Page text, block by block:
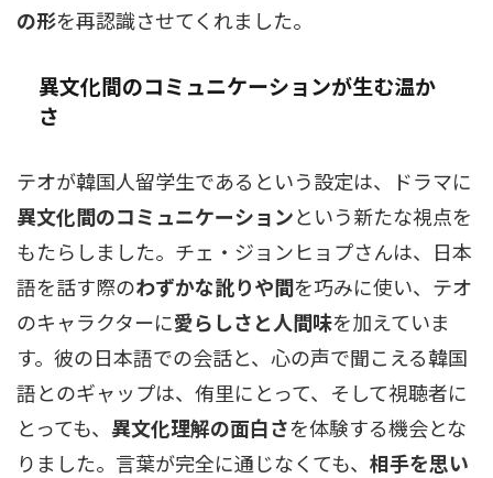
の形を再認識させてくれました。
異文化間のコミュニケーションが生む温か
さ
テオが韓国人留学生であるという設定は、ドラマに
異文化間のコミュニケーションという新たな視点を
もたらしました。チェ・ジョンヒョプさんは、日本
語を話す際のわずかな訛りや間を巧みに使い、テオ
のキャラクターに愛らしさと人間味を加えていま
す。彼の日本語での会話と、心の声で聞こえる韓国
語とのギャップは、侑里にとって、そして視聴者に
とっても、 異文化理解の面白さを体験する機会とな
りました。言葉が完全に通じなくても、 相手を思い